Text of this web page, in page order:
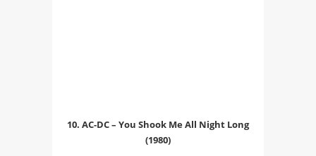
10. AC-DC – You Shook Me All Night Long
(1980)